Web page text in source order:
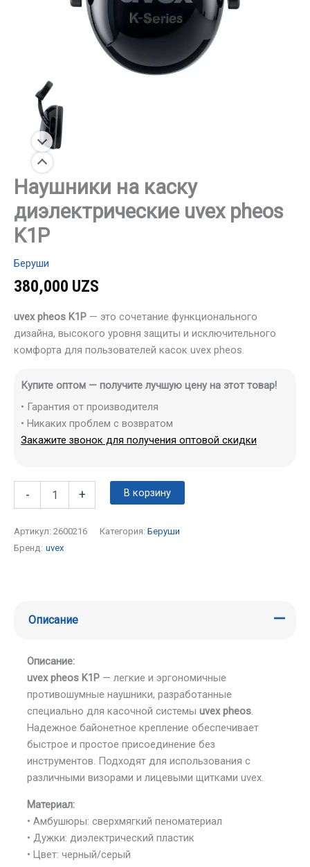
Наушники на каску
диэлектрические uvex pheos
K1P
Беруши
380,000 UZS
uvex pheos K1P — это сочетание функционального
дизайна, высокого уровня защиты и исключительного
комфорта для пользователей касок uvex pheos.
Купите оптом — получите лучшую цену на этот товар!
• Гарантия от производителя
• Никаких проблем с возвратом
Закажите звонок для получения оптовой скидки
- + В корзину
Артикул: 2600216 Категория: Беруши
Бренд: uvex
Описание
Описание:
uvex pheos K1P— легкие и эргономичные
противошумные наушники, разработанные
специально для касочной системы uvex pheos.
Надежное байонетное крепление обеспечивает
быстрое и простое присоединение без
инструментов. Подходят для использования с
различными визорами и лицевыми щитками uvex.
Материал:
• Амбушюры: сверхмягкий пеноматериал
• Дужки: диэлектрический пластик
• Цвет: черный/серый